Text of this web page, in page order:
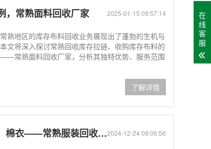
2025-01-15 09:57:14
，常熟面料回收厂家
熟地区的库存布料回收业务展现出了蓬勃的生机与
文将深入探讨常熟回收库存拉链、收购库存布料的
常熟面料回收厂家，分析其独特优势、服务范围
了解详情
2024-12-24 09:06:56
衣——常熟服装回收公司
在
线
客
服